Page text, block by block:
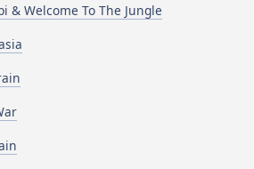
& Welcome To The Jungle